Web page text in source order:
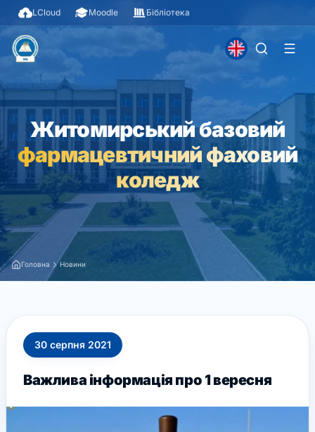
LCloud Moodle Бібліотека
Житомирський базовий
фармацевтичний фаховий
коледж
Головна Новини
30 серпня 2021
Важлива інформація про 1 вересня